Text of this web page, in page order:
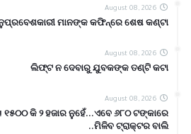
August 08, 2026
ମାନଙ୍କ କଫିନ୍‌ରେ ଶେଷ କଣ୍ଟା
August 08, 2026
ଲିଫ୍ଟ ନ ଦେବାରୁ ଯୁବକଙ୍କ ତଣ୍ଟି କଟା
August 08, 2026
କି ୨ ହଜାର ନୁହେଁ...ଏବେ ୬୮୦ ଟଙ୍କାରେ
ମିଳିବ ଟ୍ରାକ୍ଟର ବାଲି..